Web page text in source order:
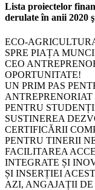
Lista proiectelor
derulate în anii 2020
ECO-
SPRE PIAȚA
CEO
OPORTUNITATE!
UN PRIM PAS
ANTREPRENORIAT
PENTRU
SUSTINEREA
CERTIFICĂRII
PENTRU TINERII
FACILITAREA
INTEGRATE ȘI
ȘI INSERȚIEI
AZI, ANGAJAȚII